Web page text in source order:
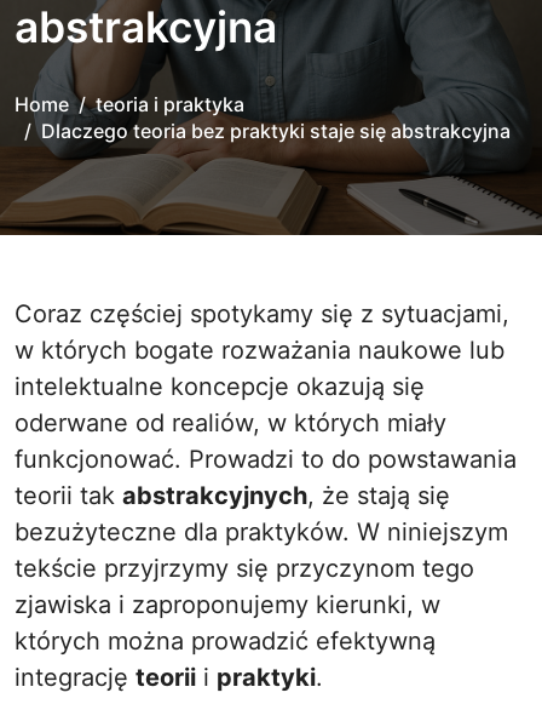
abstrakcyjna
Home
teoria i praktyka
Dlaczego teoria bez praktyki staje się abstrakcyjna
Coraz częściej spotykamy się z sytuacjami,
w których bogate rozważania naukowe lub
intelektualne koncepcje okazują się
oderwane od realiów, w których miały
funkcjonować. Prowadzi to do powstawania
teorii tak abstrakcyjnych, że stają się
bezużyteczne dla praktyków. W niniejszym
tekście przyjrzymy się przyczynom tego
zjawiska i zaproponujemy kierunki, w
których można prowadzić efektywną
integrację teorii i praktyki.